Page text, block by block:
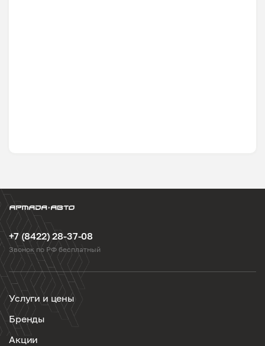
+7 (8422) 28-37-08
Звонок по РФ бесплатный
Услуги и цены
Бренды
Акции